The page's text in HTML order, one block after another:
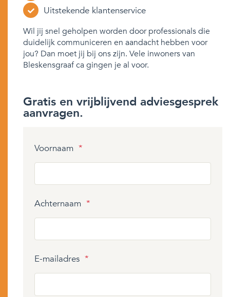
Uitstekende klantenservice
Wil jij snel geholpen worden door professionals die
duidelijk communiceren en aandacht hebben voor
jou? Dan moet jij bij ons zijn. Vele inwoners van
Bleskensgraaf ca gingen je al voor.
Gratis en vrijblijvend adviesgesprek
aanvragen.
Voornaam *
Achternaam *
E-mailadres *